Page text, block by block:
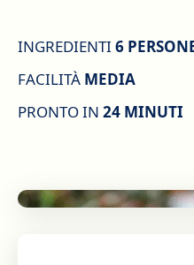
INGREDIENTI 6
FACILITÀ MEDIA
PRONTO IN 24 MINUTI